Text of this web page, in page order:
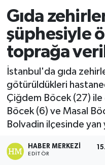
Gıda
şüphesiyle
toprağa
İstanbul'da gıda
götürüldükleri
Çiğdem Böcek (27) ile
Böcek (6) ve Masal
Bolvadin ilçesinde
HABER MERKEZI
EDITÖR
Biyografi
Çevre
Diğer
Dünya
Eğitim
Ankara Trafik
Süper Lig Puan
Tüm Manşetler
Son Dakika
Haber Arşivi